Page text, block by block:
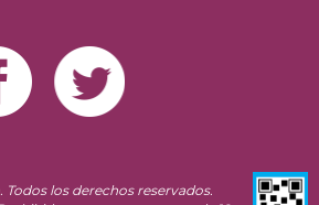
los derechos reservados.